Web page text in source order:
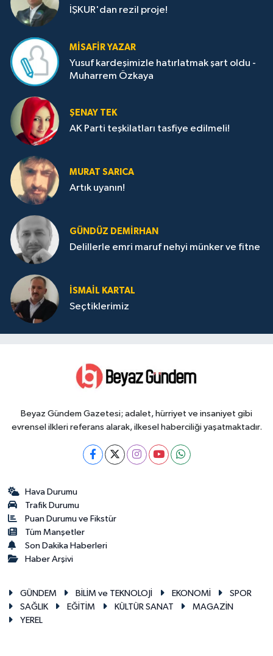
İŞKUR'dan rezil proje!
MISAFIR YAZAR
Yusuf kardeşimizle hatırlatmak şart oldu -
Muharrem Özkaya
ŞENAY TEK
AK Parti teşkilatları tasfiye edilmeli!
MURAT SARICA
Artık uyanın!
GÜNDÜZ DEMIRHAN
Delillerle emri maruf nehyi münker ve fitne
İSMAIL KARTAL
Seçtiklerimiz
Beyaz Gündem Gazetesi; adalet, hürriyet ve insaniyet gibi
evrensel ilkleri referans alarak, ilkesel haberciliği yaşatmaktadır.
Hava Durumu
Trafik Durumu
Puan Durumu ve Fikstür
Tüm Manşetler
Son Dakika Haberleri
Haber Arşivi
GÜNDEM BİLİM ve TEKNOLOJİ EKONOMİ
SPOR
SAĞLIK
EĞİTİM KÜLTÜR SANAT
MAGAZİN
YEREL